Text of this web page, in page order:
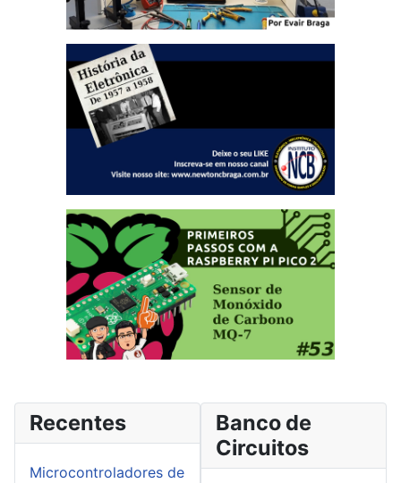
Recentes
Microcontroladores de
Banco de
Circuitos